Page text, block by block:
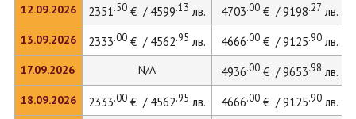
12.09.2026
13.09.2026
17.09.2026
18.09.2026
2351.50€ / 4599.13 лв. 4703.00€ / 9198.27 лв.
2333.00€ / 4562.95 лв. 4666.00€ / 9125.90лв.
N/A 4936.00€ / 9653.98 лв.
2333.00€ / 4562.95 лв. 4666.00€ / 9125.90лв.